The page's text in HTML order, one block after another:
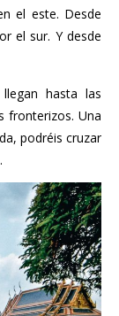
el este. Desde
el sur. Y desde
hasta las
fronterizos. Una
podréis cruzar